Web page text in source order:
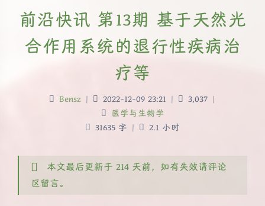
前沿快讯 第13期 基于天然光
合作用系统的退行性疾病治
疗等
Bensz | 2022-12-09 23:21 | 3,037 |
医学与生物学
31635 字 | 2.1 小时
本文最后更新于 214 天前，如有失效请评论
区留言。